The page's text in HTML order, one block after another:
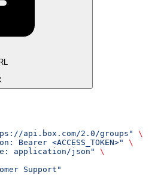
api.box.com/2.0/groups"
\
Bearer <ACCESS_TOKEN>"
\
application/json"
\
Support"